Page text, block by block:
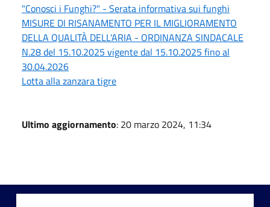
"Conosci i Funghi?" - Serata informativa sui funghi
MISURE DI RISANAMENTO PER IL MIGLIORAMENTO
DELLA QUALITÀ DELL'ARIA - ORDINANZA SINDACALE
N.28 del 15.10.2025 vigente dal 15.10.2025 fino al
30.04.2026
Lotta alla zanzara tigre
Ultimo aggiornamento: 20 marzo 2024, 11:34